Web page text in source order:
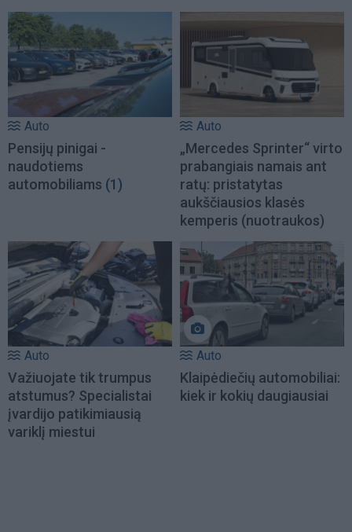
Auto
Pensijų pinigai -
naudotiems
automobiliams (1)
Auto
„Mercedes Sprinter“ virto
prabangiais namais ant
ratų: pristatytas
aukščiausios klasės
kemperis (nuotraukos)
Auto
Važiuojate tik trumpus
atstumus? Specialistai
įvardijo patikimiausią
variklį miestui
Auto
Klaipėdiečių automobiliai:
kiek ir kokių daugiausiai